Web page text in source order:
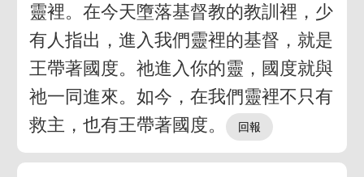
靈裡。在今天墮落基督教的教訓裡，少
有人指出，進入我們靈裡的基督，就是
王帶著國度。祂進入你的靈，國度就與
祂一同進來。如今，在我們靈裡不只有
救主，也有王帶著國度。